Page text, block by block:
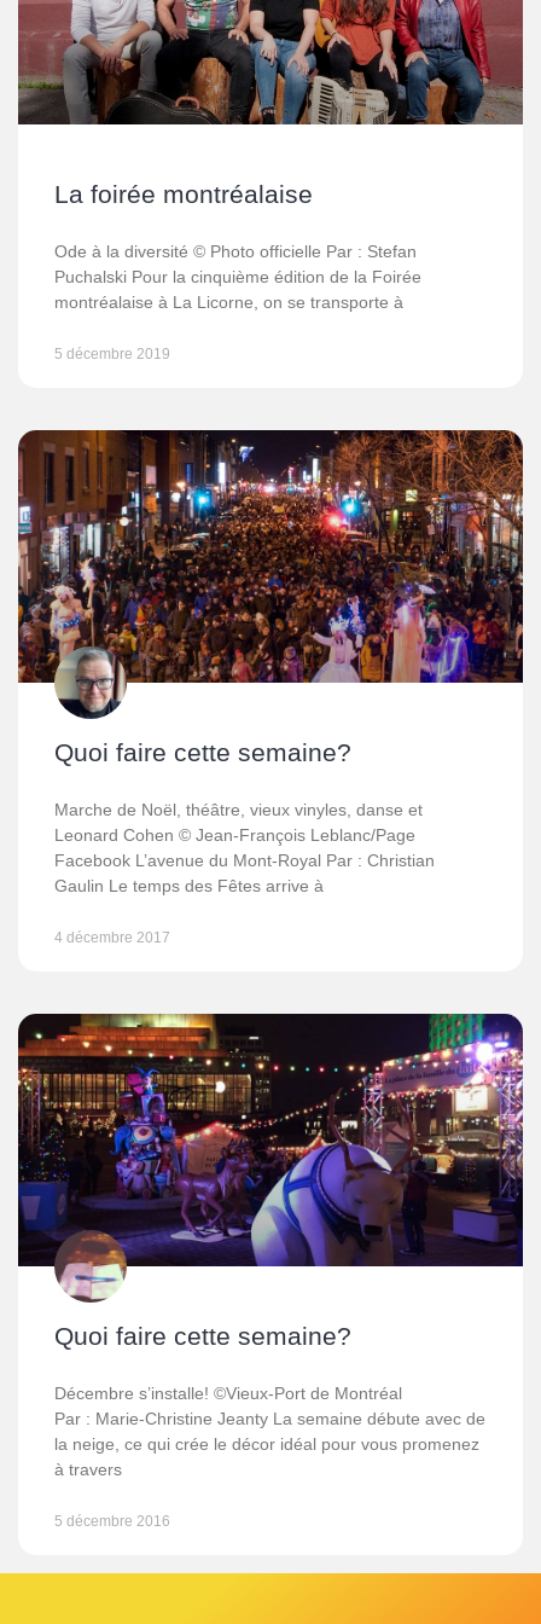
La foirée montréalaise
Ode à la diversité © Photo officielle Par : Stefan
Puchalski Pour la cinquième édition de la Foirée
montréalaise à La Licorne, on se transporte à
5 décembre 2019
Quoi faire cette semaine?
Marche de Noël, théâtre, vieux vinyles, danse et
Leonard Cohen © Jean-François Leblanc/Page
Facebook L’avenue du Mont-Royal Par : Christian
Gaulin Le temps des Fêtes arrive à
4 décembre 2017
Quoi faire cette semaine?
Décembre s’installe! ©Vieux-Port de Montréal
Par : Marie-Christine Jeanty La semaine débute avec de
la neige, ce qui crée le décor idéal pour vous promenez
à travers
5 décembre 2016